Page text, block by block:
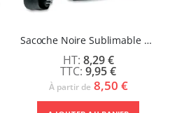
Sacoche Noire Sublimable Homme
9,95 €
8,29 €
À partir de 8,50 €